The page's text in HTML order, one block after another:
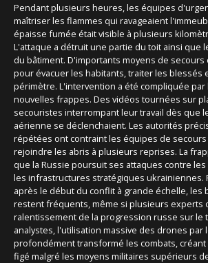
Pendant plusieurs heures, les équipes
maîtriser les flammes qui ravageaient
épaisse fumée était visible à plusieurs
L'attaque a détruit une partie du toit ainsi que
du bâtiment. D'importants moyens de
pour évacuer les habitants, traiter les blessés
périmètre. L'intervention a été compliquée
nouvelles frappes. Des vidéos tournées sur
secouristes interrompant leur travail dès que
aérienne se déclenchaient. Les autorités
répétées ont contraint les équipes de secours
rejoindre les abris à plusieurs reprises. La
que la Russie poursuit ses attaques contre
les infrastructures stratégiques ukrainiennes.
après le début du conflit à grande échelle, les
restent fréquents, même si plusieurs experts
ralentissement de la progression russe sur le
analystes, l'utilisation massive des drones par
profondément transformé les combats,
figé malgré les moyens militaires supérieurs